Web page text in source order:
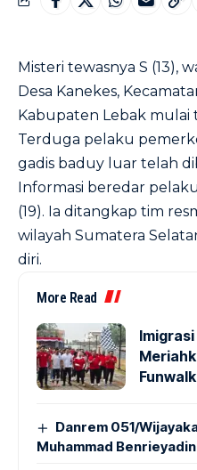
Misteri tewasnya S (13),
Desa Kanekes,
Kabupaten Lebak mulai
Terduga pelaku
gadis baduy luar telah
Informasi beredar
(19). Ia ditangkap tim
wilayah Sumatera
diri.
More Read
Danrem 051/
Muhammad